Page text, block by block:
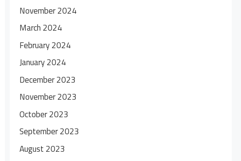
November 2024
March 2024
February 2024
January 2024
December 2023
November 2023
October 2023
September 2023
August 2023